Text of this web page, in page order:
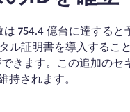
754.4 億台に達する
ル証明書を導入するこ
きます。この追加の
されます。